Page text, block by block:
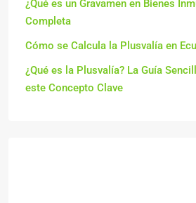
¿Qué es un Gravamen en Bienes
Completa
Cómo se Calcula la Plusvalía en
¿Qué es la Plusvalía? La Guía
este Concepto Clave